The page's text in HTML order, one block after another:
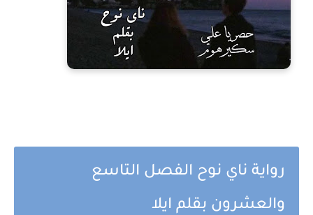
رواية ناي نوح الفصل التاسع
والعشرون بقلم ايلا